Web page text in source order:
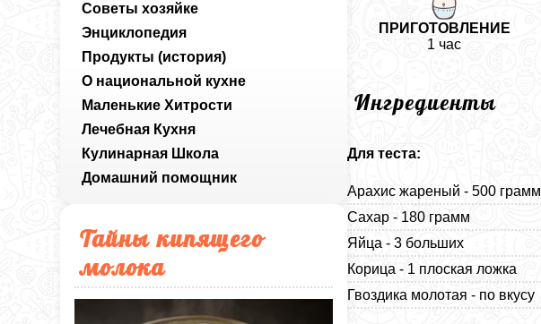
Советы хозяйке
Энциклопедия
Продукты (история)
О национальной кухне
Маленькие Хитрости
Лечебная Кухня
Кулинарная Школа
Домашний помощник
Тайны кипящего
молока
ПРИГОТОВЛЕНИЕ
1 час
Ингредиенты
Для теста:
Арахис жареный - 500 грамм
Сахар - 180 грамм
Яйца - 3 больших
Корица - 1 плоская ложка
Гвоздика молотая - по вкусу